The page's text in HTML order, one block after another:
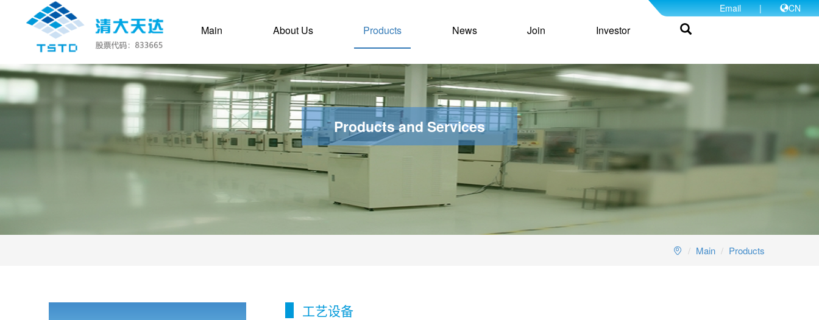
CN
|
Email
Main About Us Products News Join Investor
Products and Services
Main Products
工艺设备